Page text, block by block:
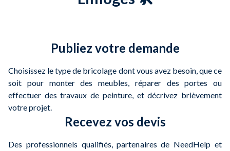
Publiez votre demande
Choisissez le type de bricolage dont vous avez besoin, que ce
soit pour monter des meubles, réparer des portes ou
effectuer des travaux de peinture, et décrivez brièvement
votre projet.
Recevez vos devis
Des professionnels qualifiés, partenaires de NeedHelp et